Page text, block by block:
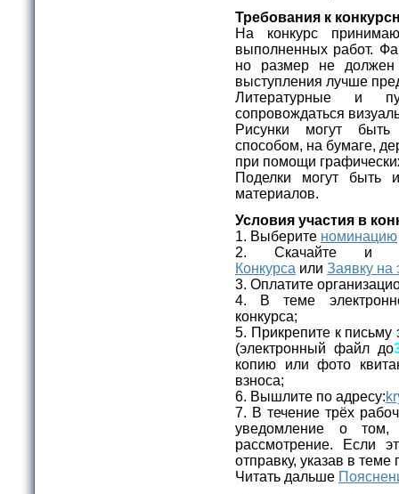
Требования к
На конкурс
выполненных работ.
но размер не
выступления лучше
Литературные и
сопровождаться
Рисунки могут
способом, на бумаге,
при помощи
Поделки могут быть
материалов.
Условия участия в
1. Выберите номинацию
2. Скачайте и
Конкурса или Заявку на
3. Оплатите
4. В теме
конкурса;
5. Прикрепите к письму
(электронный файл до
копию или фото
взноса;
6. Вышлите по адресу:
7. В течение трёх
уведомление о
рассмотрение. Если
отправку, указав в
Читать дальше